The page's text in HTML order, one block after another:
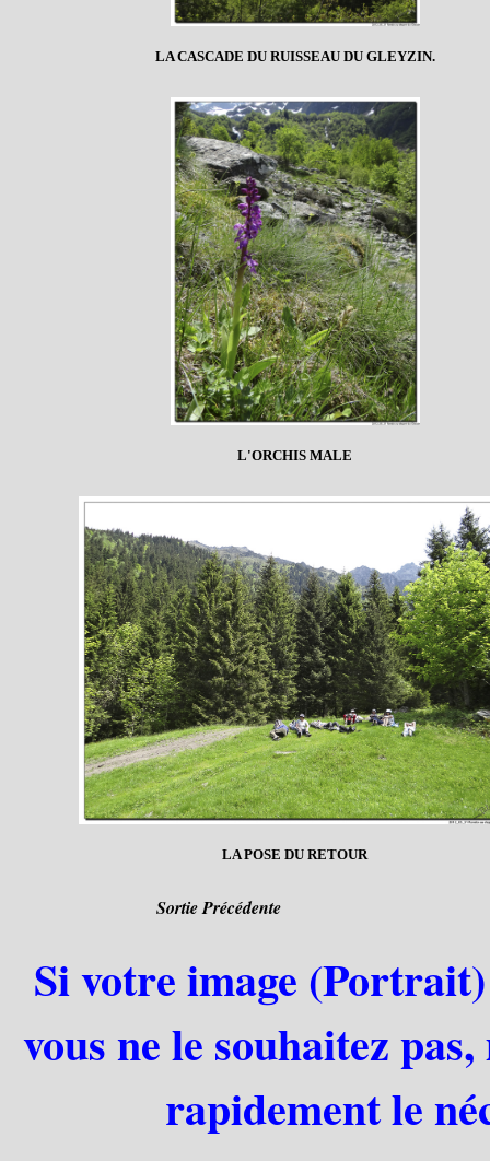
LA CASCADE DU RUISSEAU DU GLEYZIN.
L'ORCHIS MALE
LA POSE DU RETOUR
Sortie Précédente
Si votre image
vous ne le souhaitez
rapidement le